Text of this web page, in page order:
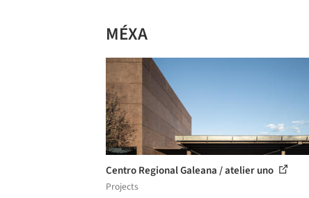
MÉXA
Centro Regional Galeana / atelier uno
Projects